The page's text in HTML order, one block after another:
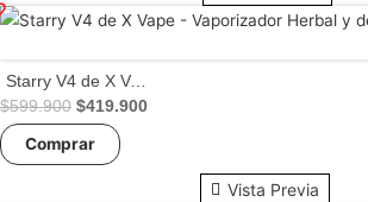
Starry V4 de X Vape – Vaporizador Herbal y de Extracciones (Blue)
$599.900 El
precio
original
era:
$419.900El
$419.900.
Comprar
Vista Previa